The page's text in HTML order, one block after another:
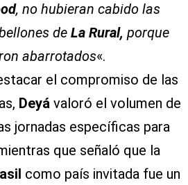
, no hubieran cabido las
de La Rural, porque
abarrotados«.
el compromiso de las
Deyá valoró el volumen de
jornadas específicas para
que señaló que la
como país invitada fue un